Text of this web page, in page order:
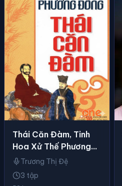
Thái Căn Đàm, Tinh
Hoa Xử Thế Phương
Đông
Trương Thị Đệ
3 tập